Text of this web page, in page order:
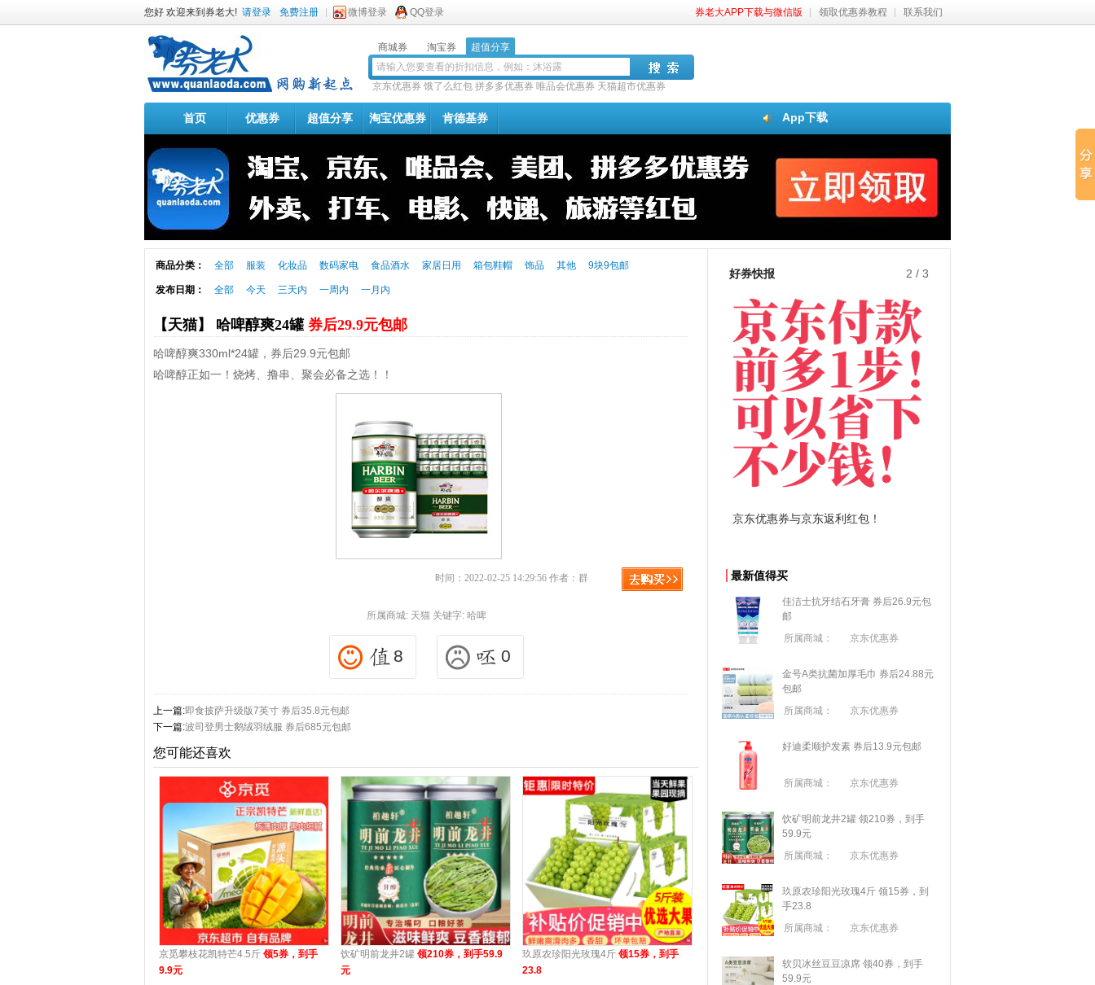
您好 欢迎来到券老大! 请登录 免费注册 微博登录 QQ登录 券老大APP下载与微信版 领取优惠券教程 联系我们
商城券 淘宝券 超值分享
京东优惠券 饿了么红包 拼多多优惠券 唯品会优惠券 天猫超市优惠券
App下载
首页 优惠券 超值分享 淘宝优惠券 肯德基券
商品分类： 全部 服装 化妆品 数码家电 食品酒水 家居日用 箱包鞋帽 饰品 其他 9块9包邮
发布日期： 全部 今天 三天内 一周内 一月内
【天猫】 哈啤醇爽24罐 券后29.9元包邮
哈啤醇爽330ml*24罐，券后29.9元包邮
哈啤醇正如一！烧烤、撸串、聚会必备之选！！
时间：2022-02-25 14:29:56 作者：群
所属商城: 天猫关键字: 哈啤
8 0
上一篇:即食披萨升级版7英寸 券后35.8元包邮
下一篇:波司登男士鹅绒羽绒服 券后685元包邮
您可能还喜欢
京觅攀枝花凯特芒4.5斤 领5券，到手
9.9元
饮矿明前龙井2罐 领210券，到手59.9
元
玖原农珍阳光玫瑰4斤 领15券，到手
23.8
好券快报 3 / 3
淘宝优惠券+淘宝返利 拼多多优惠券+拼多多返利
最新值得买
佳洁士抗牙结石牙膏 券后26.9元包
邮
所属商城：
京东优惠券
金号A类抗菌加厚毛巾 券后24.88元
包邮
所属商城：
京东优惠券
好迪柔顺护发素 券后13.9元包邮
所属商城： 京东优惠券
饮矿明前龙井2罐 领210券，到手
59.9元
所属商城：
京东优惠券
玖原农珍阳光玫瑰4斤 领15券，到
手23.8
所属商城：
京东优惠券
软贝冰丝豆豆凉席 领40券，到手
59.9元